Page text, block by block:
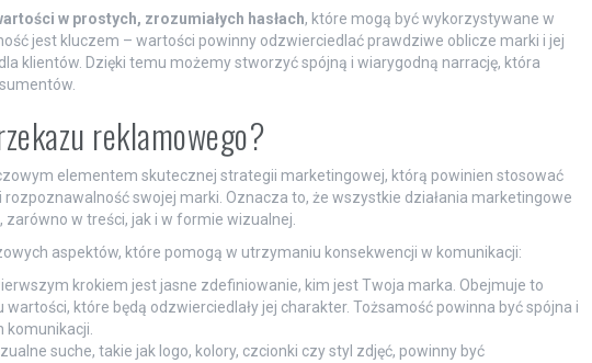
w prostych, zrozumiałych hasłach, które mogą być wykorzystywane w
jest kluczem – wartości powinny odzwierciedlać prawdziwe oblicze marki i jej
klientów. Dzięki temu możemy stworzyć spójną i wiarygodną narrację, która
reklamowego?
elementem skutecznej strategii marketingowej, którą powinien stosować
swojej marki. Oznacza to, że wszystkie działania marketingowe
w treści, jak i w formie wizualnej.
aspektów, które pomogą w utrzymaniu konsekwencji w komunikacji:
krokiem jest jasne zdefiniowanie, kim jest Twoja marka. Obejmuje to
które będą odzwierciedlały jej charakter. Tożsamość powinna być spójna i
komunikacji.
suche, takie jak logo, kolory, czcionki czy styl zdjęć, powinny być